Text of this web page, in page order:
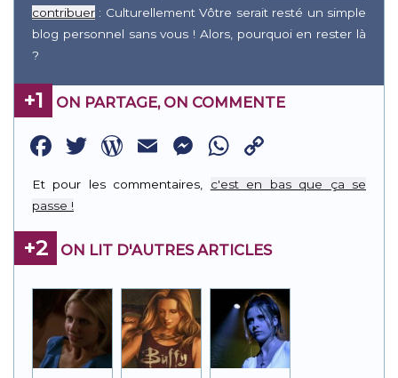
contribuer : Culturellement Vôtre serait resté un simple
blog personnel sans vous ! Alors, pourquoi en rester là
?
+1 ON PARTAGE, ON COMMENTE
Facebook
Twitter
WordPress
EmailMessenger
WhatsApp
Link
Et pour les commentaires, c'est en bas que ça se
passe !
+2 ON LIT D'AUTRES ARTICLES